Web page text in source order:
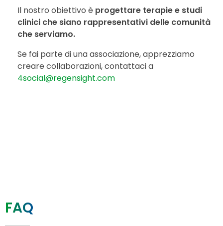
Il nostro obiettivo è progettare terapie e studi
clinici che siano rappresentativi delle comunità
che serviamo.
Se fai parte di una associazione, apprezziamo
creare collaborazioni, contattaci a
4social@regensight.com
FAQ